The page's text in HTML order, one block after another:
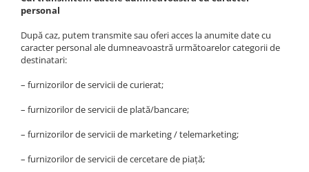
personal
După caz, putem transmite sau oferi acces la anumite date cu
caracter personal ale dumneavoastră următoarelor categorii de
destinatari:
– furnizorilor de servicii de curierat;
– furnizorilor de servicii de plată/bancare;
– furnizorilor de servicii de marketing / telemarketing;
– furnizorilor de servicii de cercetare de piață;